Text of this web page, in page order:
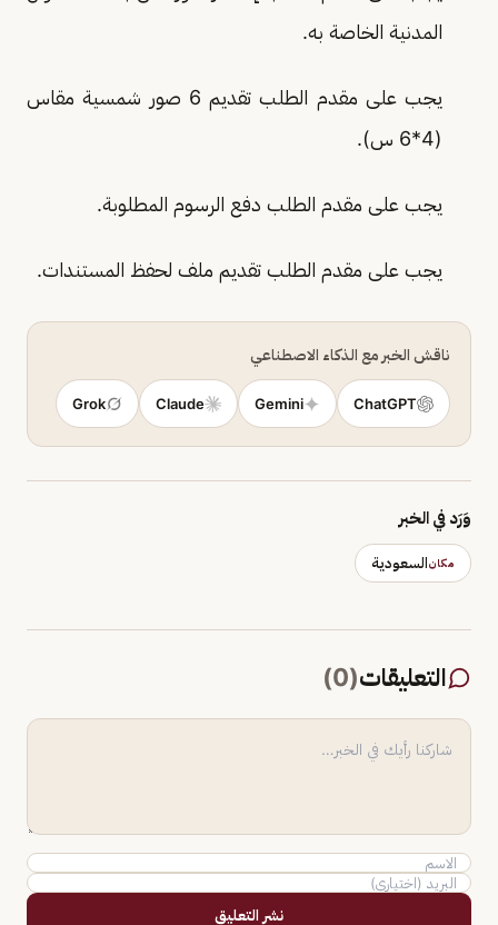
المدنية الخاصة به.
يجب على مقدم الطلب تقديم 6 صور شمسية مقاس
(4*6 س).
يجب على مقدم الطلب دفع الرسوم المطلوبة.
يجب على مقدم الطلب تقديم ملف لحفظ المستندات.
ناقش الخبر مع الذكاء الاصطناعي
ChatGPT
Gemini
Claude
Grok
وَرَد في الخبر
مكانالسعودية
التعليقات(
0
)
نشر التعليق